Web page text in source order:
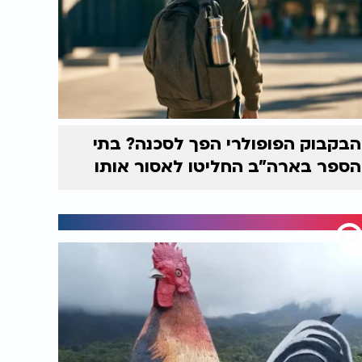
הבקבוק הפופולרי הפך לסכנה? בתי
הספר בארה"ב החליטו לאסור אותו